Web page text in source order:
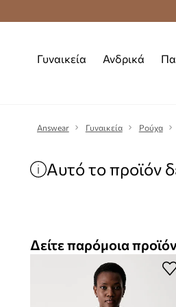
Γυναικεία Ανδρικά
Answear Γυναικεία Ρούχα
Αυτό το προϊόν
Δείτε παρόμοια